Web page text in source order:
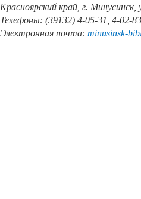
Красноярский край, г. Минусинск,
Телефоны: (39132) 4-05-31, 4-02-83
Электронная почта: minusinsk-